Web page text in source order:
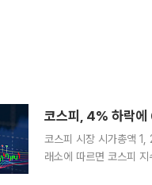
코스피, 4% 하락
코스피 시장 시가총액
래소에 따르면 코스피